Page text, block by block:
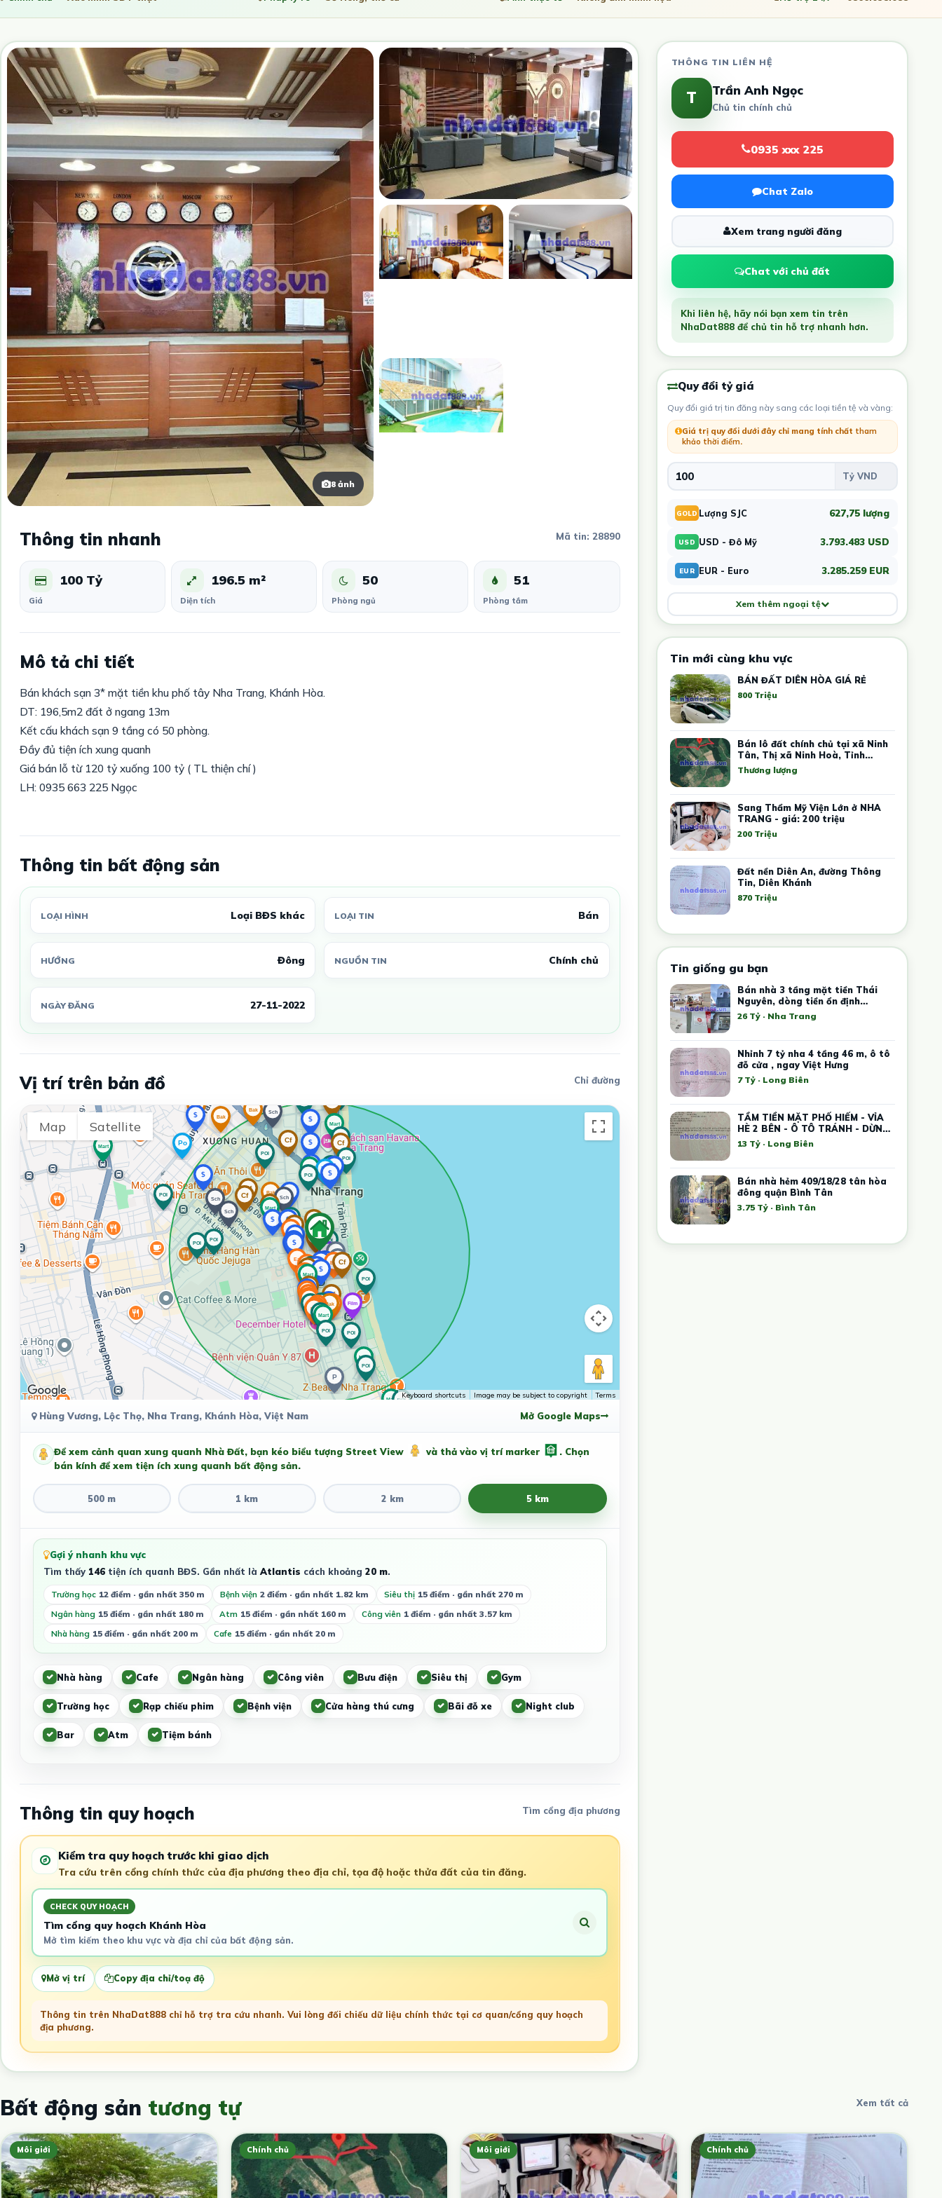
8 ảnh
Thông tin nhanh Mã tin: 28890
100 Tỷ
Giá
196.5 m²
Diện tích
50
Phòng ngủ
51
Phòng tắm
Mô tả chi tiết
Bán khách sạn 3* mặt tiền khu phố tây Nha Trang, Khánh Hòa.
DT: 196,5m2 đất ở ngang 13m
Kết cấu khách sạn 9 tầng có 50 phòng.
Đầy đủ tiện ích xung quanh
Giá bán lỗ từ 120 tỷ xuống 100 tỷ ( TL thiện chí )
LH: 0935 663 225 Ngọc
Thông tin bất động sản
LOẠI HÌNH Loại BĐS khác LOẠI TIN Bán
HƯỚNG Đông NGUỒN TIN Chính chủ
NGÀY ĐĂNG 27-11-2022
Vị trí trên bản đồ Chỉ đường
Map Satellite
Keyboard shortcuts Image may be subject to copyright Terms
Hùng Vương, Lộc Thọ, Nha Trang, Khánh Hòa, Việt Nam Mở Google Maps
Để xem cảnh quan xung quanh Nhà Đất, bạn kéo biểu tượng Street View và thả vào vị trí marker
. Chọn
bán kính để xem tiện ích xung quanh bất động sản.
500 m 1 km 2 km 5 km
Gợi ý nhanh khu vực
Tìm thấy 146tiện ích quanh BĐS. Gần nhất là Atlantis cách khoảng 20 m.
Trường học 12 điểm · gần nhất 350 m Bệnh viện 2 điểm · gần nhất 1.82 km Siêu thị 15 điểm · gần nhất 270 m
Ngân hàng 15 điểm · gần nhất 180 m Atm 15 điểm · gần nhất 160 m Công viên 1 điểm · gần nhất 3.57 km
Nhà hàng 15 điểm · gần nhất 200 m Cafe 15 điểm · gần nhất 20 m
Nhà hàng Cafe Ngân hàng Công viên Bưu điện Siêu thị Gym
Trường học Rạp chiếu phim Bệnh viện Cửa hàng thú cưng Bãi đỗ xe Night club
Bar Atm Tiệm bánh
Thông tin quy hoạch Tìm cổng địa phương
Kiểm tra quy hoạch trước khi giao dịch
Tra cứu trên cổng chính thức của địa phương theo địa chỉ, tọa độ hoặc thửa đất của tin đăng.
CHECK QUY HOẠCH
Tìm cổng quy hoạch Khánh Hòa
Mở tìm kiếm theo khu vực và địa chỉ của bất động sản.
Mở vị trí Copy địa chỉ/toạ độ
Thông tin trên NhaDat888 chỉ hỗ trợ tra cứu nhanh. Vui lòng đối chiếu dữ liệu chính thức tại cơ quan/cổng quy hoạch
địa phương.
THÔNG TIN LIÊN HỆ
T Trần Anh Ngọc
Chủ tin chính chủ
0935 xxx 225
Chat Zalo
Xem trang người đăng
Chat với chủ đất
Khi liên hệ, hãy nói bạn xem tin trên
NhaDat888 để chủ tin hỗ trợ nhanh hơn.
Quy đổi tỷ giá
Quy đổi giá trị tin đăng này sang các loại tiền tệ và vàng:
Giá trị quy đổi dưới đây chỉ mang tính chất tham
khảo thời điểm.
GOLD Lượng SJC 627,75 lượng
USD USD - Đô Mỹ 3.793.483 USD
EUR EUR - Euro 3.285.259 EUR
Xem thêm ngoại tệ
Tin mới cùng khu vực
BÁN ĐẤT DIÊN HÒA GIÁ RẺ
800 Triệu
Bán lô đất chính chủ tại xã Ninh
Tân, Thị xã Ninh Hoà, Tỉnh
Khánh Hoà
Thương lượng
Sang Thẩm Mỹ Viện Lớn ở NHA
TRANG - giá: 200 triệu
200 Triệu
Đất nền Diên An, đường Thông
Tin, Diên Khánh
870 Triệu
Tin giống gu bạn
Bán nhà 3 tầng mặt tiền Thái
Nguyên, dòng tiền ổn định
35tr/tháng
26 Tỷ · Nha Trang
Nhỉnh 7 tỷ nha 4 tầng 46 m, ô tô
đỗ cửa , ngay Việt Hưng
7 Tỷ · Long Biên
TẦM TIỀN MẶT PHỐ HIẾM - VỈA
HÈ 2 BÊN - Ô TÔ TRÁNH - DỪNG
ĐỖ THOẢI MÁI
13 Tỷ · Long Biên
Bán nhà hẻm 409/18/28 tân hòa
đông quận Bình Tân
3.75 Tỷ · Bình Tân
Bất động sản tương tự Xem tất cả
Môi giới Chính chủ Môi giới Chính chủ